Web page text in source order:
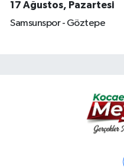
17 Ağustos, Pazartesi
Samsunspor - Göztepe